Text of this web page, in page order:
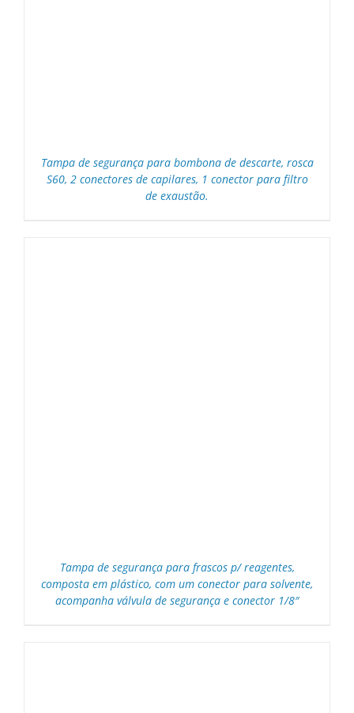
Tampa de segurança para bombona de descarte, rosca
S60, 2 conectores de capilares, 1 conector para filtro
de exaustão.
Tampa de segurança para frascos p/ reagentes,
composta em plástico, com um conector para solvente,
acompanha válvula de segurança e conector 1/8″